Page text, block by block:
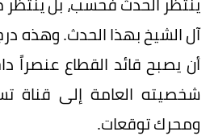
آل الشيخ بهذا الحدث. وهذه
أن يصبح قائد القطاع عنصراً
شخصيته العامة إلى قناة
ومحرك توقعات.